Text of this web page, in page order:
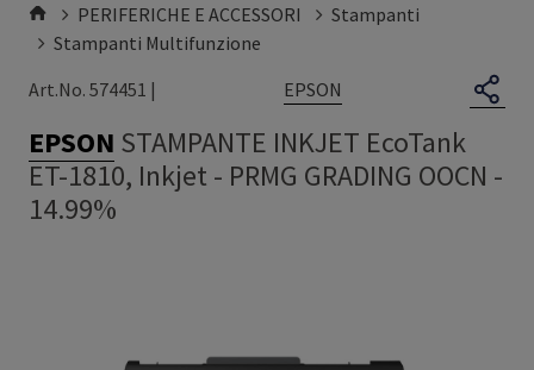
PERIFERICHE E ACCESSORI
Stampanti
Stampanti Multifunzione
Art.No. 574451 |
EPSON
EPSON STAMPANTE INKJET EcoTank
ET-1810, Inkjet - PRMG GRADING OOCN -
14.99%